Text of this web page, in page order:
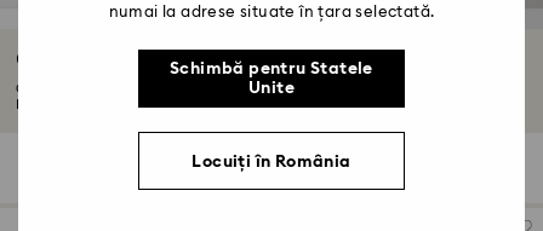
4 - Rezultatele căutării
Cadouri de absolvire
Cadourile de absolvire Swarovski sunt amintirea perfectă pentru el sau ea.
Filtre
după
numai la adrese situate în țara selectată.
Schimbă pentru Statele
Unite
Locuiți în România